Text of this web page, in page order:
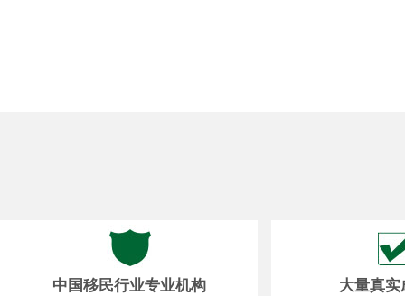
中国移民行业专业机构 大量真实